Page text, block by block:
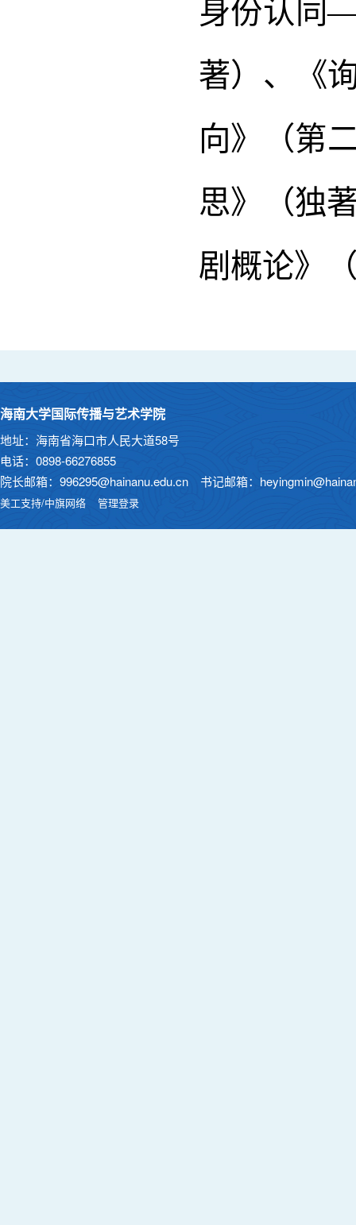
身份认同
著）、《
向》（第
思》（独
剧概论》
海南大学国际传播与艺术学院
地址：海南省海口市人民大道58号
电话：0898-66276855
院长邮箱：996295@hainanu.edu.cn 书记邮箱：
美工支持/中旗网络 管理登录